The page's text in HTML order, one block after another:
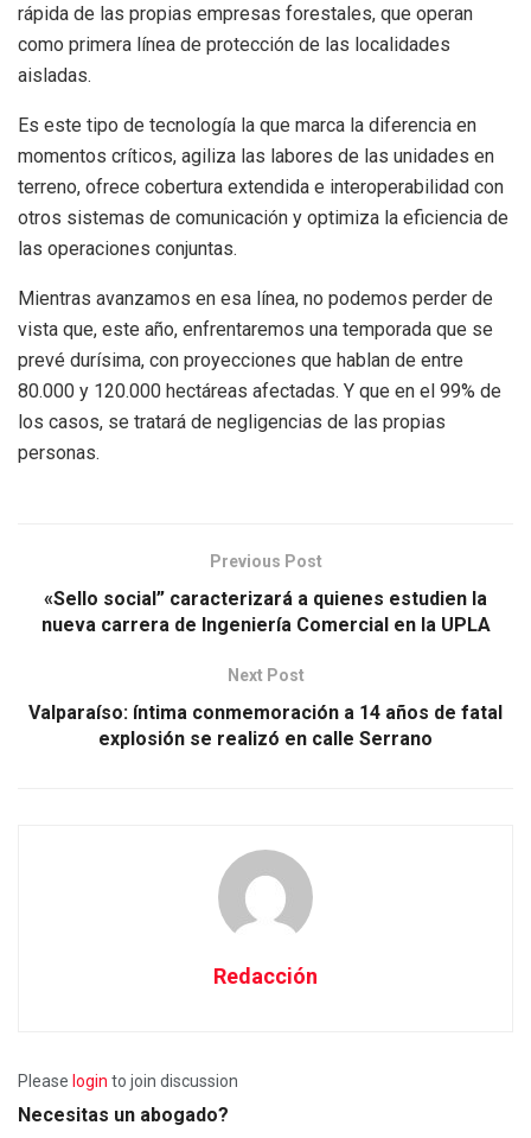
rápida de las propias empresas forestales, que operan
como primera línea de protección de las localidades
aisladas.
Es este tipo de tecnología la que marca la diferencia en
momentos críticos, agiliza las labores de las unidades en
terreno, ofrece cobertura extendida e interoperabilidad con
otros sistemas de comunicación y optimiza la eficiencia de
las operaciones conjuntas.
Mientras avanzamos en esa línea, no podemos perder de
vista que, este año, enfrentaremos una temporada que se
prevé durísima, con proyecciones que hablan de entre
80.000 y ‪120.000‬ hectáreas afectadas. Y que en el 99% de
los casos, se tratará de negligencias de las propias
personas.
Previous Post
«Sello social” caracterizará a quienes estudien la
nueva carrera de Ingeniería Comercial en la UPLA
Next Post
Valparaíso: íntima conmemoración a 14 años de fatal
explosión se realizó en calle Serrano
Redacción
Please login to join discussion
Necesitas un abogado?